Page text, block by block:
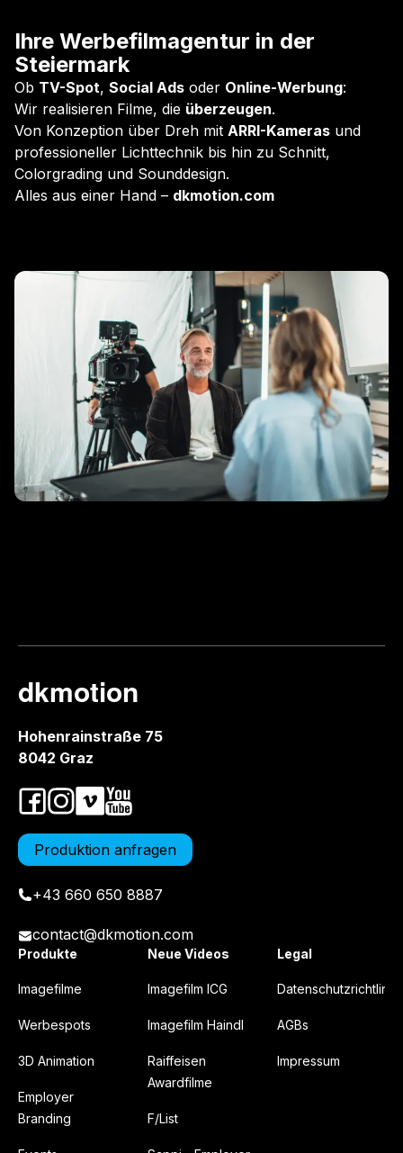
Ihre Werbefilmagentur in der
Steiermark
Ob TV-Spot, Social Ads oder Online-Werbung:
Wir realisieren Filme, die überzeugen.
Von Konzeption über Dreh mit ARRI-Kameras und
professioneller Lichttechnik bis hin zu Schnitt,
Colorgrading und Sounddesign.
Alles aus einer Hand – dkmotion.com
dkmotion
Hohenrainstraße 75
8042 Graz
Produktion anfragen
+43 660 650 8887
contact@dkmotion.com
Produkte
Imagefilme
Werbespots
3D Animation
Employer
Branding
Neue Videos
Imagefilm ICG
Imagefilm Haindl
Raiffeisen
Awardfilme
F/List
Legal
AGBs
Impressum